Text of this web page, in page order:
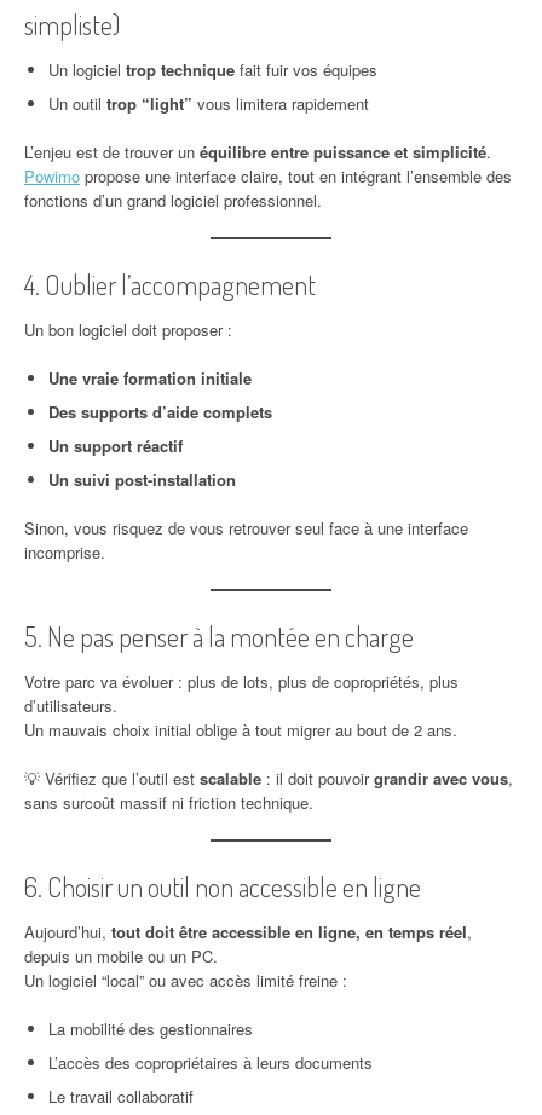
simpliste)
Un logiciel trop technique fait fuir vos équipes
Un outil trop “light” vous limitera rapidement
L’enjeu est de trouver un équilibre entre puissance et simplicité.
Powimo propose une interface claire, tout en intégrant l’ensemble des
fonctions d’un grand logiciel professionnel.
4. Oublier l’accompagnement
Un bon logiciel doit proposer :
Une vraie formation initiale
Des supports d’aide complets
Un support réactif
Un suivi post-installation
Sinon, vous risquez de vous retrouver seul face à une interface
incomprise.
5. Ne pas penser à la montée en charge
Votre parc va évoluer : plus de lots, plus de copropriétés, plus
d’utilisateurs.
Un mauvais choix initial oblige à tout migrer au bout de 2 ans.
💡 Vérifiez que l’outil est scalable : il doit pouvoirgrandir avec vous,
sans surcoût massif ni friction technique.
6. Choisir un outil non accessible en ligne
Aujourd’hui, tout doit être accessible en ligne, en temps réel,
depuis un mobile ou un PC.
Un logiciel “local” ou avec accès limité freine :
La mobilité des gestionnaires
L’accès des copropriétaires à leurs documents
Le travail collaboratif